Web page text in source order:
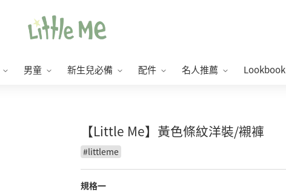
男童 新生兒必備 配件 名人推薦 Lookbook
【Little Me】黃色條紋洋裝/襯褲
#littleme
規格一